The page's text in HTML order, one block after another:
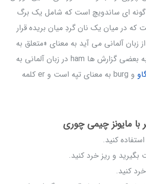
ای ساندویچ است که شامل یک برگ
در میان یک نان گردِ میان بریده قرار
زبان آلمانی می آید به معنای «متعلق به
شهر هامبورگ» و بنا به بعضی گزارش ها ham در زبان آلمانی به
و burg به معنای تپه است و er کلمه
با مایونز چیمی چوری